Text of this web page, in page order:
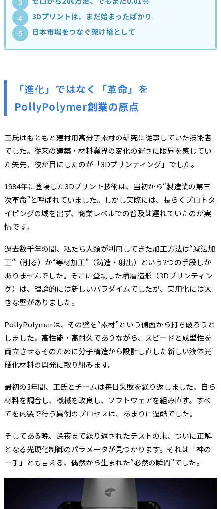
3Dプリントは、まだ始まったばかり
日本市場をつなぐ架け橋として
「進化」ではなく「革命」を
――PollyPolymer創業の原点
王氏はもともと建材用高分子素材の研究に従事していた技術者
でした。従来の建築・材料業界の変化の遅さに限界を感じてい
た矢先、彼が目にしたのが「3Dプリンティング」でした。
1984年に登場した3Dプリント技術は、当初から“製造業の第三
次革命”と呼ばれていました。しかし実際には、長らくプロトタ
イピングの域を出ず、商業レベルでの普及は遅れていたのが実
情です。
過去数千年の間、私たち人類が利用してきた加工方法は“減法加
工”（削る）か“等材加工”（鋳造・射出）という2つの手段しか
ありませんでした。そこに登場した積層造形（3Dプリンティン
グ）は、理論的には新しいパラダイムでしたが、実用化には大
きな壁がありました。
PollyPolymerは、その壁を“素材”という側面から打ち破ろうと
しました。高性能・高耐久でありながら、スピードと成型性を
両立させる――そのために分子構造から設計し直した新しい液体光
硬化材料の開発に取り組みます。
最初の3年間、王氏とチームは毎日失敗を繰り返しました。自ら
材料を調合し、機械を改良し、ソフトウェアを組み直す。すべ
てを内製で行う異例のプロセスは、あまりに過酷でした。
そしてある晩、深夜まで繰り返されたテストの末、ついに正解
となる光硬化制御のパラメータが見つかります。それは「神の
一手」とも言える、偶然から生まれた“必然の瞬間”でした。